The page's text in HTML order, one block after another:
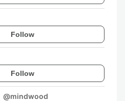
Follow
Follow
@mindwood